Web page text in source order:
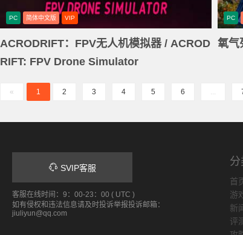
PC 简体中文版 VIP
ACRODRIFT：FPV无人机模拟器 / ACROD
RIFT: FPV Drone Simulator
PC
氧气
« 1 2 3 4 5 6 ...
SVIP客服
客服在线时间：9：00-23：00 ( UTC )
如有侵权和违法信息请及时投诉举报投诉邮箱：
jiuliyun@qq.com
首
游
新
评测